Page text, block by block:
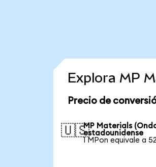
Explora MP
Precio de
🇺🇸MP Materials
estadounidense
1 MPon equivale a